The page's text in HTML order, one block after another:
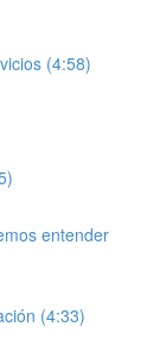
(4:58)
entender
(4:33)